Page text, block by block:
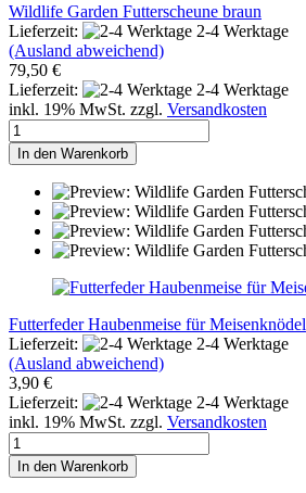
Wildlife Garden Futterscheune braun
Lieferzeit:
2-4 Werktage
(Ausland abweichend)
79,50 €
Lieferzeit:
2-4 Werktage
inkl. 19% MwSt. zzgl. Versandkosten
In den Warenkorb
Futterfeder Haubenmeise für Meisenknödel
Lieferzeit:
2-4 Werktage
(Ausland abweichend)
3,90 €
Lieferzeit:
2-4 Werktage
inkl. 19% MwSt. zzgl. Versandkosten
In den Warenkorb